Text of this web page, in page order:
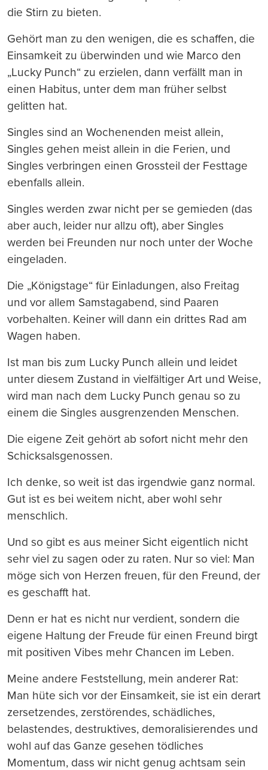
die Stirn zu bieten.
Gehört man zu den wenigen, die es schaffen, die
Einsamkeit zu überwinden und wie Marco den
„Lucky Punch“ zu erzielen, dann verfällt man in
einen Habitus, unter dem man früher selbst
gelitten hat.
Singles sind an Wochenenden meist allein,
Singles gehen meist allein in die Ferien, und
Singles verbringen einen Grossteil der Festtage
ebenfalls allein.
Singles werden zwar nicht per se gemieden (das
aber auch, leider nur allzu oft), aber Singles
werden bei Freunden nur noch unter der Woche
eingeladen.
Die „Königstage“ für Einladungen, also Freitag
und vor allem Samstagabend, sind Paaren
vorbehalten. Keiner will dann ein drittes Rad am
Wagen haben.
Ist man bis zum Lucky Punch allein und leidet
unter diesem Zustand in vielfältiger Art und Weise,
wird man nach dem Lucky Punch genau so zu
einem die Singles ausgrenzenden Menschen.
Die eigene Zeit gehört ab sofort nicht mehr den
Schicksalsgenossen.
Ich denke, so weit ist das irgendwie ganz normal.
Gut ist es bei weitem nicht, aber wohl sehr
menschlich.
Und so gibt es aus meiner Sicht eigentlich nicht
sehr viel zu sagen oder zu raten. Nur so viel: Man
möge sich von Herzen freuen, für den Freund, der
es geschafft hat.
Denn er hat es nicht nur verdient, sondern die
eigene Haltung der Freude für einen Freund birgt
mit positiven Vibes mehr Chancen im Leben.
Meine andere Feststellung, mein anderer Rat:
Man hüte sich vor der Einsamkeit, sie ist ein derart
zersetzendes, zerstörendes, schädliches,
belastendes, destruktives, demoralisierendes und
wohl auf das Ganze gesehen tödliches
Momentum, dass wir nicht genug achtsam sein